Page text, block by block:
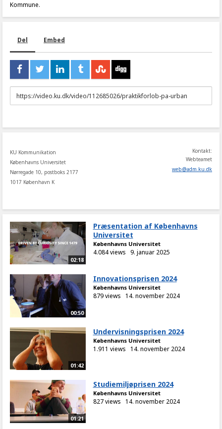
Kommune.
Del Embed
URL
to
KU Kommunikation
Københavns Universitet
Nørregade 10, postboks 2177
1017 København K
Kontakt:
Webteamet
web@adm.ku.dk
02:18
Præsentation af Københavns
Universitet
Københavns Universitet
4.084 views 9. januar 2025
00:50
Innovationsprisen 2024
Københavns Universitet
879 views 14. november 2024
01:42
Undervisningsprisen 2024
Københavns Universitet
1.911 views 14. november 2024
01:21
Studiemiljøprisen 2024
Københavns Universitet
827 views 14. november 2024